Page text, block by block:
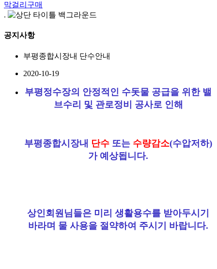
막걸리구매
.
공지사항
부평종합시장내 단수안내
2020-10-19
부평정수장의 안정적인 수돗물 공급을 위한 밸
브수리 및 관로정비 공사로 인해
부평종합시장내 단수 또는 수량감소(수압저하)
가 예상됩니다.
상인회원님들은 미리 생활용수를 받아두시기
바라며 물 사용을 절약하여 주시기 바랍니다.